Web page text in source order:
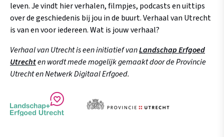
leven. Je vindt hier verhalen, filmpjes, podcasts en uittips
over de geschiedenis bij jou in de buurt. Verhaal van Utrecht
is van en voor iedereen. Wat is jouw verhaal?
Verhaal van Utrecht is een initiatief vanLandschap Erfgoed
Utrechten wordt mede mogelijk gemaakt door de Provincie
Utrecht en Netwerk Digitaal Erfgoed.